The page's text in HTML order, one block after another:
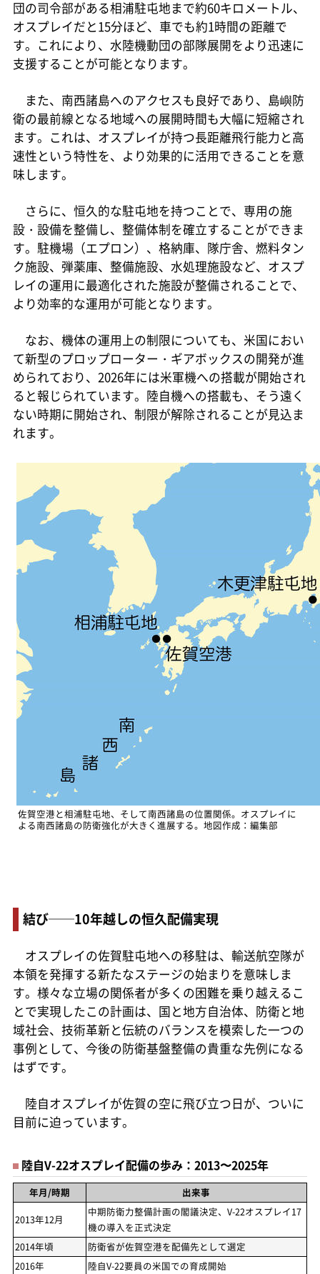
団の司令部がある相浦駐屯地まで約60キロメートル、
オスプレイだと15分ほど、車でも約1時間の距離で
す。これにより、水陸機動団の部隊展開をより迅速に
支援することが可能となります。
また、南西諸島へのアクセスも良好であり、島嶼防
衛の最前線となる地域への展開時間も大幅に短縮され
ます。これは、オスプレイが持つ長距離飛行能力と高
速性という特性を、より効果的に活用できることを意
味します。
さらに、恒久的な駐屯地を持つことで、専用の施
設・設備を整備し、整備体制を確立することができま
す。駐機場（エプロン）、格納庫、隊庁舎、燃料タン
ク施設、弾薬庫、整備施設、水処理施設など、オスプ
レイの運用に最適化された施設が整備されることで、
より効率的な運用が可能となります。
なお、機体の運用上の制限についても、米国におい
て新型のプロップローター・ギアボックスの開発が進
められており、2026年には米軍機への搭載が開始され
ると報じられています。陸自機への搭載も、そう遠く
ない時期に開始され、制限が解除されることが見込ま
れます。
佐賀空港と相浦駐屯地、そして南西諸島の位置関係。オスプレイに
よる南西諸島の防衛強化が大きく進展する。地図作成：編集部
結び──10年越しの恒久配備実現
オスプレイの佐賀駐屯地への移駐は、輸送航空隊が
本領を発揮する新たなステージの始まりを意味しま
す。様々な立場の関係者が多くの困難を乗り越えるこ
とで実現したこの計画は、国と地方自治体、防衛と地
域社会、技術革新と伝統のバランスを模索した一つの
事例として、今後の防衛基盤整備の貴重な先例になる
はずです。
陸自オスプレイが佐賀の空に飛び立つ日が、ついに
目前に迫っています。
陸自V-22オスプレイ配備の歩み：2013〜2025年
年月/時期
出来事
2013年12月
中期防衛力整備計画の閣議決定、V-22オスプレイ17
機の導入を正式決定
2014年頃
防衛省が佐賀空港を配備先として選定
2016年
陸自V-22要員の米国での育成開始